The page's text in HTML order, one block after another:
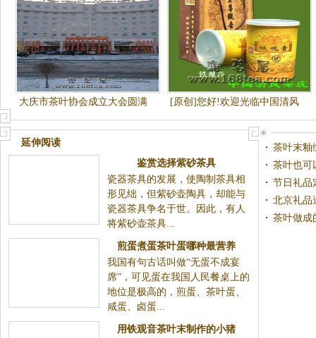
大庆市茶叶协会成立大会圆满
成功
[原创]您好!欢迎光临中国清风
茶庄安溪铁观音茶叶商城网.一
斤也算批发价
延伸阅读
鉴赏选择紫砂茶具
瓷器茶具的发展，使陶制茶具相
形见绌，但紫砂壶陶具，却能与
瓷器茶具争名于世。因此，有人
将紫砂壶茶具...
煎蛋煮蛋茶叶蛋哪种最营养
我国有句古话叫做“无蛋不成宴
席”，可见蛋在我国人民餐桌上的
地位是极高的，煎蛋、茶叶蛋、
咸蛋、卤蛋...
用铁观音茶叶末制作的小猪
茶叶末釉
茶叶也可
节日礼品
北京礼品
茶叶做成